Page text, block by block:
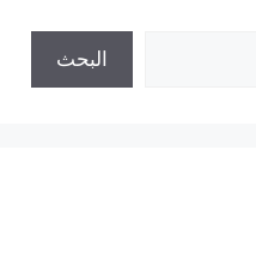
البحث